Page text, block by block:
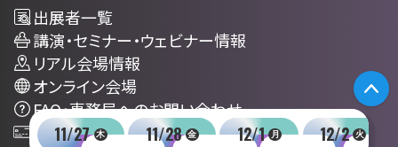
11/27 木 11/28 金 12/1 月 12/2 火
出展者一覧
講演・セミナー・ウェビナー情報
リアル会場情報
オンライン会場
FAQ・事務局へのお問い合わせ
出展募集・ダウンロード